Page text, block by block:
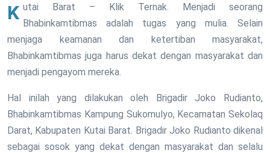
Kutai Barat – Klik Ternak. Menjadi seorang Bhabinkamtibmas adalah tugas yang mulia. Selain
menjaga keamanan dan ketertiban masyarakat,
Bhabinkamtibmas juga harus dekat dengan masyarakat dan
menjadi pengayom mereka.
Hal inilah yang dilakukan oleh Brigadir Joko Rudianto,
Bhabinkamtibmas Kampung Sukomulyo, Kecamatan Sekolaq
Darat, Kabupaten Kutai Barat. Brigadir Joko Rudianto dikenal
sebagai sosok yang dekat dengan masyarakat dan selalu